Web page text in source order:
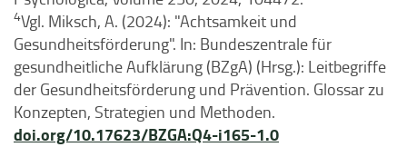
4Vgl. Miksch, A. (2024): "Achtsamkeit und
Gesundheitsförderung". In: Bundeszentrale für
gesundheitliche Aufklärung (BZgA) (Hrsg.): Leitbegriffe
der Gesundheitsförderung und Prävention. Glossar zu
Konzepten, Strategien und Methoden.
doi.org/10.17623/BZGA:Q4-i165-1.0